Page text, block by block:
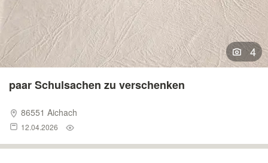
4
paar Schulsachen zu verschenken
86551 Aichach
12.04.2026